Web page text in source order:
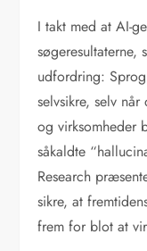
I takt med at AI-
søgeresultaterne,
udfordring:
selvsikre, selv
og virksomheder
såkaldte
Research
sikre, at
frem for blot at